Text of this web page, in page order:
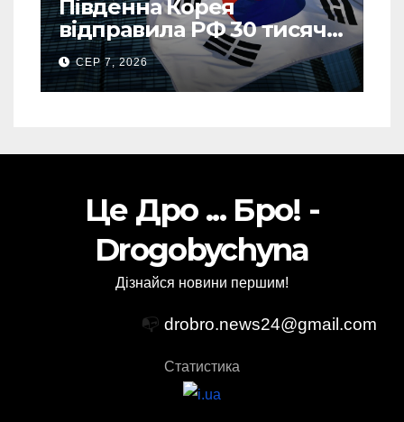
Південна Корея
відправила РФ 30 тисяч
тонн авіапалива
СЕР 7, 2026
Це Дро ... Бро! -
Drogobychyna
Дізнайся новини першим!
📭 drobro.news24@gmail.com
Статистика